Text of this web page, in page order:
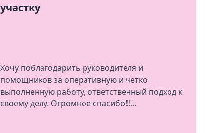
участку
Хочу поблагодарить руководителя и
помощников за оперативную и четко
выполненную работу, ответственный подход к
своему делу. Огромное спасибо!!!...